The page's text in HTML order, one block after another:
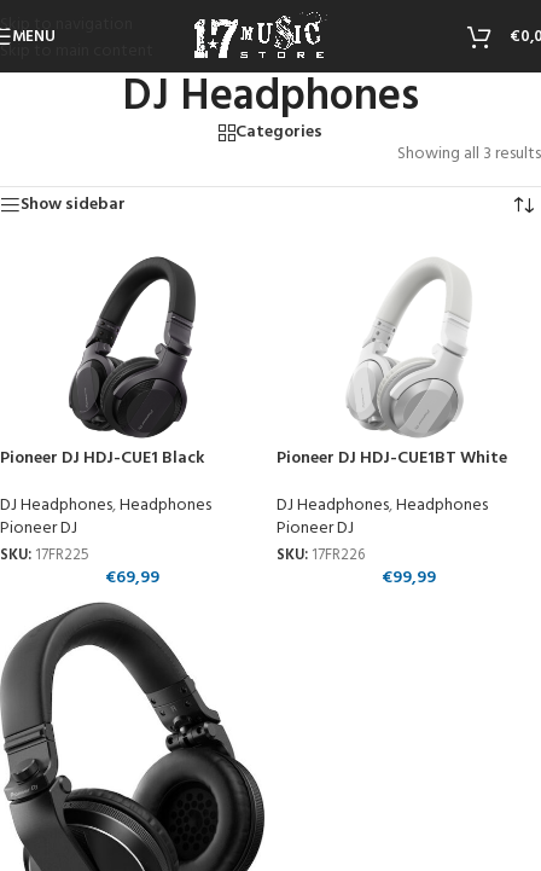
Skip to navigation
Skip to main content
MENU €
DJ Headphones
Categories
Showing all 3 results
Show sidebar
Pioneer DJ HDJ-CUE1 Black
DJ Headphones,Headphones
Pioneer DJ
SKU: 17FR225
€69,99
Pioneer DJ HDJ-CUE1BT White
DJ Headphones,Headphones
Pioneer DJ
SKU: 17FR226
€99,99